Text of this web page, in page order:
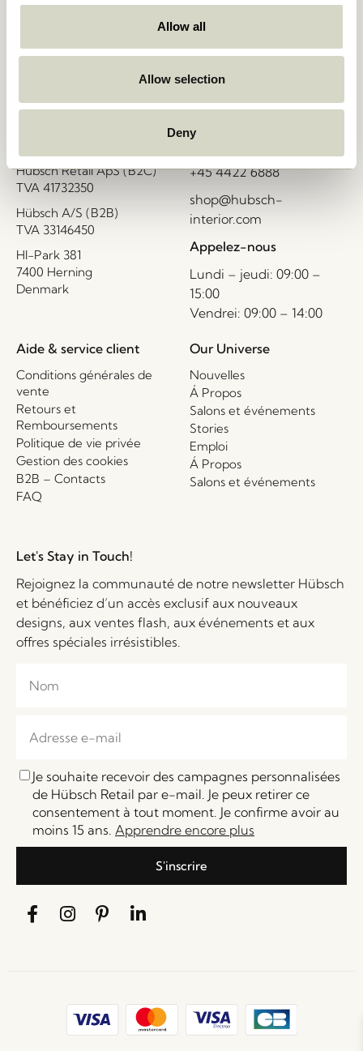
Allow all
Allow selection
Deny
Livraison 1-4 jours ouvrables
Retour 30 jours
Hübsch Retail ApS (B2C)
TVA 41732350
Hübsch A/S (B2B)
TVA 33146450
HI-Park 381
7400 Herning
Denmark
Contactez-nous
+45 4422 6888
shop@hubsch-
interior.com
Appelez-nous
Lundi – jeudi: 09:00 –
15:00
Vendrei: 09:00 – 14:00
Aide & service client
Conditions générales de
vente
Retours et
Remboursements
Politique de vie privée
Gestion des cookies
B2B – Contacts
FAQ
Our Universe
Nouvelles
Á Propos
Salons et événements
Stories
Emploi
Á Propos
Salons et événements
Let's Stay in Touch!
Rejoignez la communauté de notre newsletter Hübsch
et bénéficiez d’un accès exclusif aux nouveaux
designs, aux ventes flash, aux événements et aux
offres spéciales irrésistibles.
Je souhaite recevoir des campagnes personnalisées
de Hübsch Retail par e-mail. Je peux retirer ce
consentement à tout moment. Je confirme avoir au
moins 15 ans. Apprendre encore plus
S'inscrire